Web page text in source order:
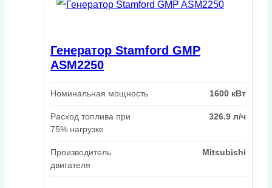
Генератор Stamford GMP
ASM2250
Номинальная мощность 1600 кВт
Расход топлива при
75% нагрузке
326.9 л/ч
Производитель
двигателя
Mitsubishi